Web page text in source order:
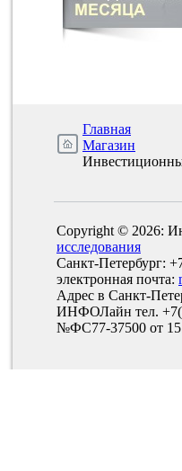
Главная
Магазин
Copyright © 2026:
исследования
Санкт-Петербург:
электронная почта:
Адрес в Санкт-
ИНФОЛайн тел.
№ФС77-37500 от